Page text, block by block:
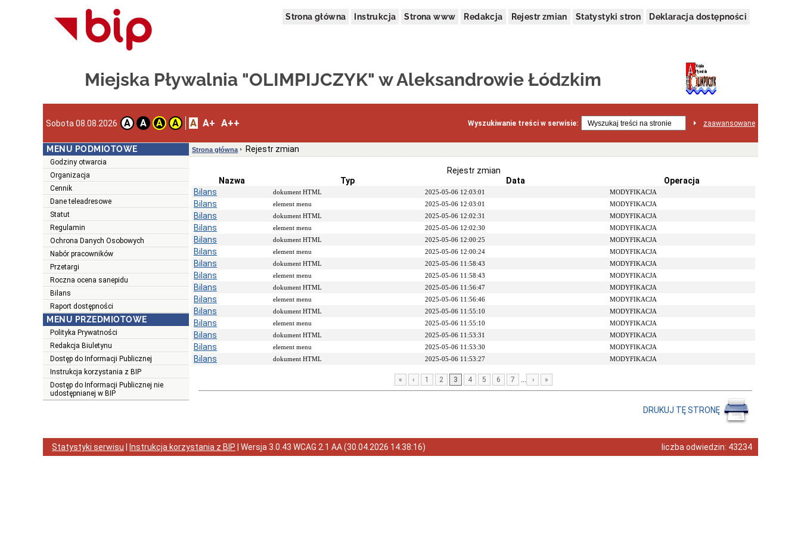
Strona główna Instrukcja Strona www Redakcja Rejestr zmian Statystyki stron Deklaracja dostępności
Miejska Pływalnia "OLIMPIJCZYK" w Aleksandrowie Łódzkim
Sobota 08.08.2026 A A A A A A+ A++ Wyszukiwanie treści w serwisie: zaawansowane
MENU PODMIOTOWE
Godziny otwarcia
Organizacja
Cennik
Dane teleadresowe
Statut
Regulamin
Ochrona Danych Osobowych
Nabór pracowników
Przetargi
Roczna ocena sanepidu
Bilans
Raport dostępności
MENU PRZEDMIOTOWE
Polityka Prywatności
Redakcja Biuletynu
Dostęp do Informacji Publicznej
Instrukcja korzystania z BIP
Dostęp do Informacji Publicznej nie
udostępnianej w BIP
Strona główna Rejestr zmian
Rejestr zmian
Nazwa
Typ Data
Operacja
Bilans
dokument HTML 2025-05-06 12:03:01 MODYFIKACJA
Bilans element menu 2025-05-06 12:03:01 MODYFIKACJA
Bilans dokument HTML 2025-05-06 12:02:31 MODYFIKACJA
Bilans element menu 2025-05-06 12:02:30 MODYFIKACJA
Bilans dokument HTML 2025-05-06 12:00:25 MODYFIKACJA
Bilans element menu 2025-05-06 12:00:24 MODYFIKACJA
Bilans dokument HTML 2025-05-06 11:58:43 MODYFIKACJA
Bilans element menu 2025-05-06 11:58:43 MODYFIKACJA
Bilans dokument HTML 2025-05-06 11:56:47 MODYFIKACJA
Bilans element menu 2025-05-06 11:56:46 MODYFIKACJA
Bilans dokument HTML 2025-05-06 11:55:10 MODYFIKACJA
Bilans element menu 2025-05-06 11:55:10 MODYFIKACJA
Bilans dokument HTML 2025-05-06 11:53:31 MODYFIKACJA
Bilans element menu 2025-05-06 11:53:30 MODYFIKACJA
Bilans dokument HTML 2025-05-06 11:53:27 MODYFIKACJA
« ‹ 1 2 3 4 5 6 7 › »
DRUKUJ TĘ STRONĘ
Statystyki serwisu Instrukcja korzystania z BIP | Wersja 3.0.43 WCAG 2.1 AA(30.04.2026 14:38:16) liczba odwiedzin: 43234